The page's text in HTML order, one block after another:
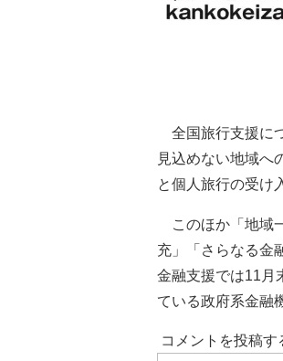
全国旅行支援に
見込めない地域へ
と個人旅行の受け
このほか「地域
充」「さらなる金
金融支援では11月
ている政府系金融